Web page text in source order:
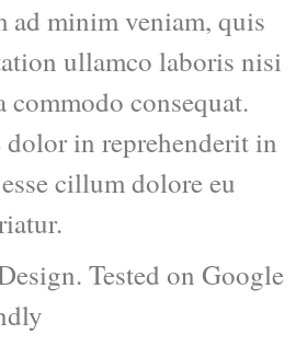
ad minim veniam, quis
ullamco laboris nisi
commodo consequat.
in reprehenderit in
cillum dolore eu
Tested on Google